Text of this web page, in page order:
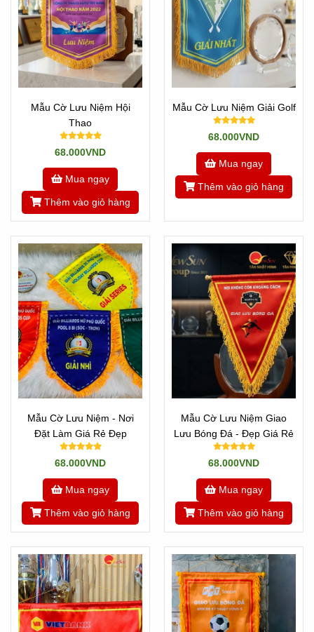
Mẫu Cờ Lưu Niệm Hội
Thao
68.000VND
Mua ngay
Thêm vào giỏ hàng
Mẫu Cờ Lưu Niệm Giải Golf
68.000VND
Mua ngay
Thêm vào giỏ hàng
Mẫu Cờ Lưu Niệm - Nơi
Đặt Làm Giá Rẻ Đẹp
68.000VND
Mua ngay
Thêm vào giỏ hàng
Mẫu Cờ Lưu Niệm Giao
Lưu Bóng Đá - Đẹp Giá Rẻ
68.000VND
Mua ngay
Thêm vào giỏ hàng